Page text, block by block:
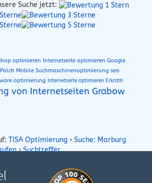
Suche jetzt:
optimieren
Internetseite optimieren Google
Polch Mobile Suchmaschinenoptimierung seo
optimierung Internetseite optimieren Erkrath
von Internetseiten Grabow
TISA Optimierung › Suche: Marburg
›Suchtreffer